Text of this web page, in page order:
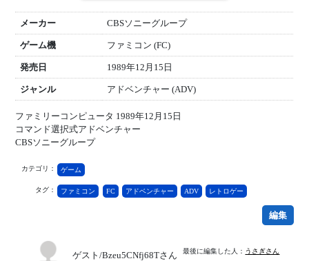
メーカー CBSソニーグループ
ゲーム機 ファミコン (FC)
発売日 1989年12月15日
ジャンル アドベンチャー (ADV)
ファミリーコンピュータ 1989年12月15日
コマンド選択式アドベンチャー
CBSソニーグループ
カテゴリ： ゲーム
タグ： ファミコン FC アドベンチャー ADV レトロゲー
編集
ゲスト/Bzeu5CNfj68Tさん 最後に編集した人： うさぎさん